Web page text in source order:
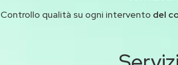
Controllo qualità su ogni intervento del